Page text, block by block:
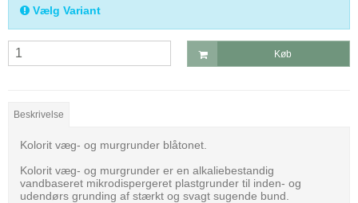
Vælg Variant
Køb
Beskrivelse
Kolorit væg- og murgrunder blåtonet.
Kolorit væg- og murgrunder er en alkaliebestandig
vandbaseret mikrodispergeret plastgrunder til inden- og
udendørs grunding af stærkt og svagt sugende bund.